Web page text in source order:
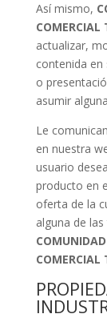
Así mismo,
COMERCIAL
actualizar,
contenida
o
asumir
Le
en nuestra
usuario
producto en
oferta de la
alguna de
COMERCIAL